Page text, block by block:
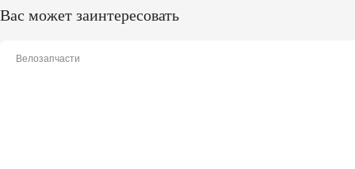
Вас может заинтересовать
Велозапчасти